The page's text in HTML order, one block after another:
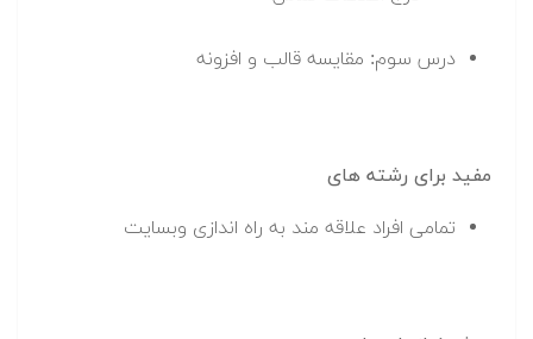
درس سوم: مقایسه قالب و افزونه
مفید برای رشته های
تمامی افراد علاقه مند به راه اندازی وبسایت